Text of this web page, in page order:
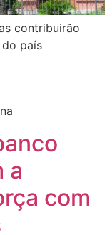
contribuirão
país
a
com